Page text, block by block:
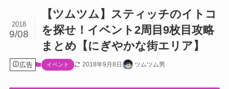
【ツムツム】スティッチのイトコ
を探せ！イベント2周目9枚目攻略
まとめ【にぎやかな街エリア】
2018
9/08
広告 イベント 2018年9月8日 ツムツム男